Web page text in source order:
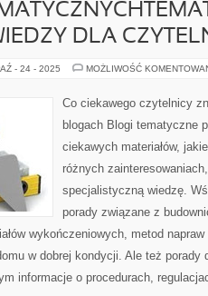
DLA
- 24 - 2025 MOŻLIWOŚĆ
Co ciekawego czytelnicy
blogach Blogi tematyczne
ciekawych materiałów,
różnych
specjalistyczną wiedzę.
porady związane z
wykończeniowych, metod
w dobrej kondycji. Ale też porady
informacje o procedurach,